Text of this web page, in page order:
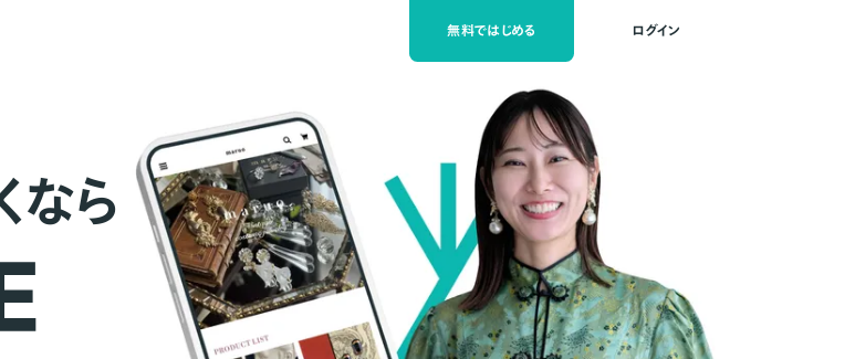
無料ではじめる ログイン
なら